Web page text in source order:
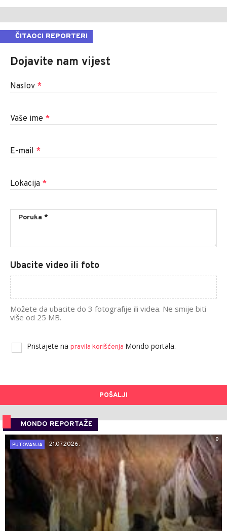
ČITAOCI REPORTERI
Dojavite nam vijest
Naslov *
Vaše ime *
E-mail *
Lokacija *
Ubacite video ili foto
Možete da ubacite do 3 fotografije ili videa. Ne smije biti
više od 25 MB.
Pristajete na pravila korišćenja Mondo portala.
POŠALJI
MONDO REPORTAŽE
0
PUTOVANJA
21.07.2026.